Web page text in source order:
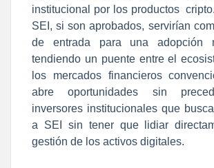
institucional por los productos
SEI, si son aprobados, servirían
de entrada para una adopción
tendiendo un puente entre el
los mercados financieros
abre oportunidades sin
inversores institucionales que
a SEI sin tener que lidiar
gestión de los activos digitales.